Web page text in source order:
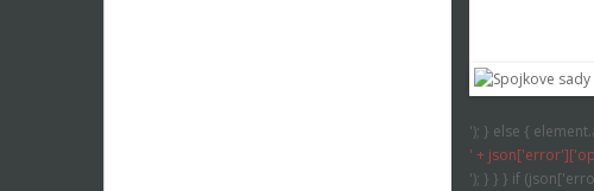
'); } else {
' +
'); } } } if